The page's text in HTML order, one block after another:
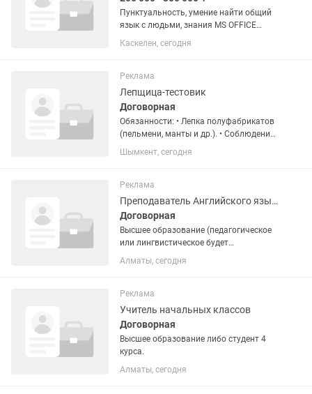
Пунктуальность, умение найти общий
язык с людьми, знания MS OFFICE
программы
Каскелен, сегодня
Реклама
Лепщица-тестовик
Договорная
Обязанности: • Лепка полуфабрикатов
(пельмени, манты и др.). • Соблюдение
чистоты и качества продукции.
Требования: • Ответственность и
приветствуется, но не...
Шымкент, сегодня
Реклама
Преподаватель Английского языка
Договорная
Высшее образование (педагогическое
или лингвистическое будет
преимуществом). Свободное владение
английским языком (уровень не ниже
преподавания от 1 года (детям,...
Алматы, сегодня
Реклама
Учитель начальных классов
Договорная
Высшее образование либо студент 4
курса.
Алматы, сегодня